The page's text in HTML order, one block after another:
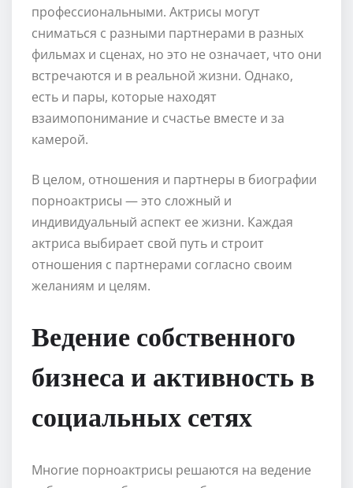
профессиональными. Актрисы могут
сниматься с разными партнерами в разных
фильмах и сценах, но это не означает, что они
встречаются и в реальной жизни. Однако,
есть и пары, которые находят
взаимопонимание и счастье вместе и за
камерой.
В целом, отношения и партнеры в биографии
порноактрисы — это сложный и
индивидуальный аспект ее жизни. Каждая
актриса выбирает свой путь и строит
отношения с партнерами согласно своим
желаниям и целям.
Ведение собственного
бизнеса и активность в
социальных сетях
Многие порноактрисы решаются на ведение